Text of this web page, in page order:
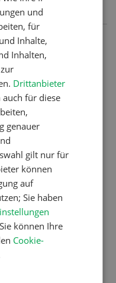
Liste
Fäusten
Sichtigkeit
vor der
und
für
Inhalte,
Inhalten,
Drittanbieter
für diese
genauer
gilt nur für
können
auf
Sie haben
können Ihre
Cookie-